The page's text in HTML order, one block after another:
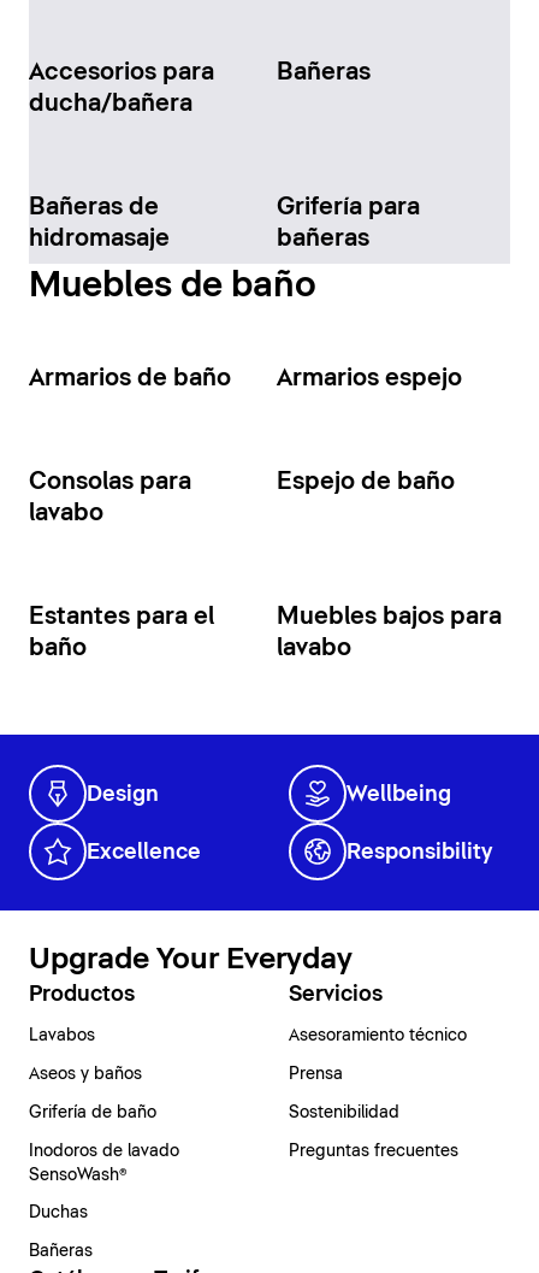
Accesorios para
ducha/bañera
Bañeras
Bañeras de
hidromasaje
Grifería para
bañeras
Muebles de baño
Armarios de baño Armarios espejo
Consolas para
lavabo
Espejo de baño
Estantes para el
baño
Muebles bajos para
lavabo
Design Wellbeing
Excellence Responsibility
Upgrade Your Everyday
Productos
Lavabos
Aseos y baños
Grifería de baño
Inodoros de lavado
SensoWash®
Duchas
Bañeras
Servicios
Asesoramiento técnico
Prensa
Sostenibilidad
Preguntas frecuentes